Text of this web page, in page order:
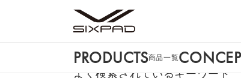
よく検索されているキーワード
PRODUCTS商品一覧